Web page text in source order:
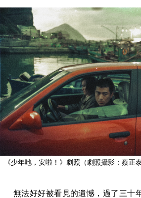
《少年吔，安啦！》劇照（劇照攝影：蔡正泰
無法好好被看見的遺憾，過了三十